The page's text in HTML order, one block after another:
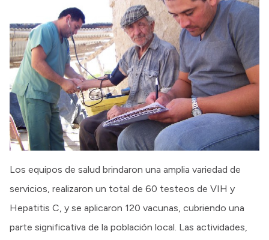
Los equipos de salud brindaron una amplia variedad de
servicios, realizaron un total de 60 testeos de VIH y
Hepatitis C, y se aplicaron 120 vacunas, cubriendo una
parte significativa de la población local. Las actividades,